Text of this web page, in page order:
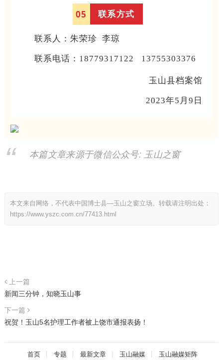
05 联系方式
联系人：朱荣珍 李琼
联系电话：18779317122 13755303376
玉山县档案馆
2023年5月9日
本篇文章来源于微信公众号: 玉山之窗
本文来自网络，不代表中国博士县—玉山之窗立场。转载请注明出处：
https://www.yszc.com.cn/77413.html
上一篇
新闻三分钟，知晓玉山事
下一篇
祝贺！玉山5名护理工作者被上饶市通报表扬！
首页 专题 最新文章 玉山融媒 玉山融媒矩阵